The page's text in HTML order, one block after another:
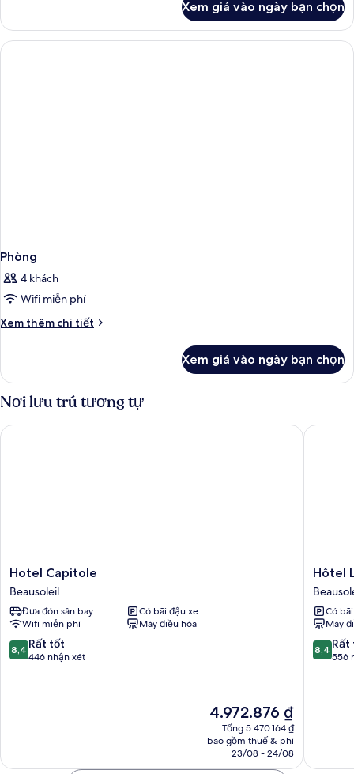
Phòng
Xem giá vào ngày bạn chọn
Phòng
4 khách
Wifi miễn phí
Xem thêm chi tiết
Chi
Phòng
Xem giá vào ngày bạn chọn
Nơi lưu trú tương tự
Hotel
Capitole
Beausoleil
Hotel Capitole
Beausoleil
Đưa đón sân bay
Có bãi đậu xe
Wifi miễn phí
Máy điều hòa
8.4
trên
8,4 Rất tốt
446 nhận xét
Giá
hiện
tại
4.972.876 ₫
4.972.876 ₫
Tổng 5.470.164 ₫
bao gồm thuế & phí
23/08 - 24/08
Hotel Capitole
Hôtel
LA
ex
Olympia
Hôtel
Có
Máy
8.4
trên
8,4 Rất
556
Hôtel